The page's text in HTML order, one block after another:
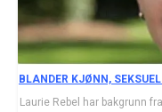
BLANDER KJØNN,
Laurie Rebel har bakgrunn